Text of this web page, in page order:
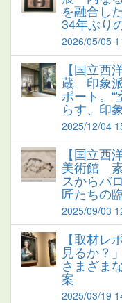
を融合し
34年ぶり
2026/05/05
【国立西
蔵 印象
ポート。“
らす、印
2025/12/04
【国立西
美術館
スからバ
匠たちの
2025/09/03
【取材レ
見るか？
さまざま
案
2025/03/19